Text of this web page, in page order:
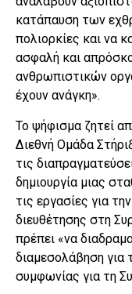
κατάπαυση των
πολιορκίες και να
ασφαλή και
ανθρωπιστικών
έχουν ανάγκη».
Το ψήφισμα ζητεί
Διεθνή Ομάδα
τις
δημιουργία μιας
τις εργασίες για
διευθέτησης στη
πρέπει «να
διαμεσολάβηση για
συμφωνίας για τη